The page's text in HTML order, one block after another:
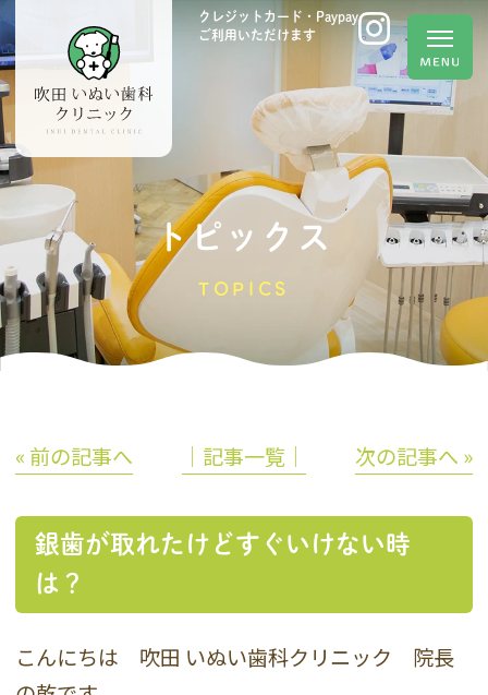
クレジットカード・Paypay
ご利用いただけます
トピックス
TOPICS
« 前の記事へ │記事一覧│ 次の記事へ »
銀歯が取れたけどすぐいけない時
は？
こんにちは 吹田 いぬい歯科クリニック 院長